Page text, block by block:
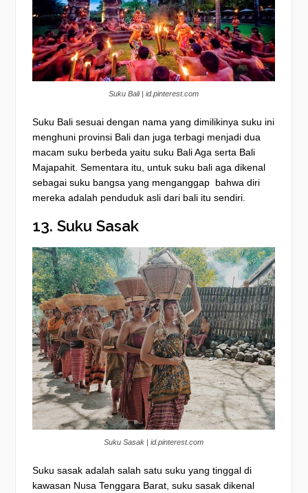
Suku Bali | id.pinterest.com
Suku Bali sesuai dengan nama yang dimilikinya suku ini
menghuni provinsi Bali dan juga terbagi menjadi dua
macam suku berbeda yaitu suku Bali Aga serta Bali
Majapahit. Sementara itu, untuk suku bali aga dikenal
sebagai suku bangsa yang menganggap bahwa diri
mereka adalah penduduk asli dari bali itu sendiri.
13. Suku Sasak
Suku Sasak | id.pinterest.com
Suku sasak adalah salah satu suku yang tinggal di
kawasan Nusa Tenggara Barat, suku sasak dikenal